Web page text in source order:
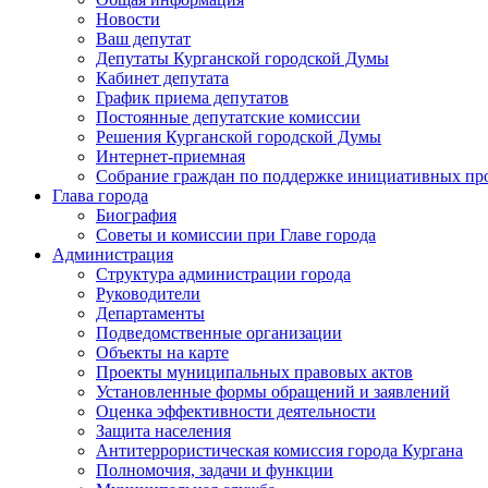
Новости
Ваш депутат
Депутаты Курганской городской Думы
Кабинет депутата
График приема депутатов
Постоянные депутатские комиссии
Решения Курганской городской Думы
Интернет-приемная
Собрание граждан по поддержке инициативных
Глава города
Биография
Советы и комиссии при Главе города
Администрация
Структура администрации города
Руководители
Департаменты
Подведомственные организации
Объекты на карте
Проекты муниципальных правовых актов
Установленные формы обращений и заявлений
Оценка эффективности деятельности
Защита населения
Антитеррористическая комиссия города Кургана
Полномочия, задачи и функции